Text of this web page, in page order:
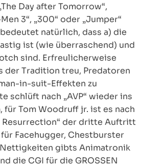
Day after Tomorrow“,
3“, „300“ oder „Jumper“
natürlich, dass a) die
ist (wie überraschend) und
sind. Erfreulicherweise
der Tradition treu, Predatoren
in-suit-Effekten zu
schlüft nach „AVP“ wieder ins
für Tom Woodruff jr. ist es nach
Resurrection“ der dritte Auftritt
Facehugger, Chestburster
gibts Animatronik
die CGI für die GROSSEN